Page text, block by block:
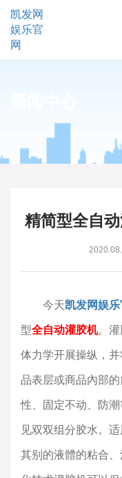
凯发网
娱乐官
网
精简型全自
今天凯发网娱乐
型全自动灌胶机。
体力学开展操纵，
品表层或商品內部
性、固定不动、防
见双双组分胶水。
其别的液體的粘合